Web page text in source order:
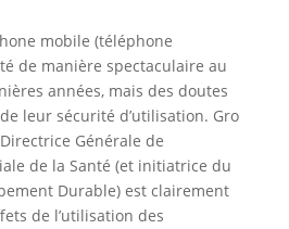
mobile (téléphone
de manière spectaculaire au
années, mais des doutes
leur sécurité d’utilisation. Gro
Générale de
de la Santé (et initiatrice du
Durable) est clairement
de l’utilisation des